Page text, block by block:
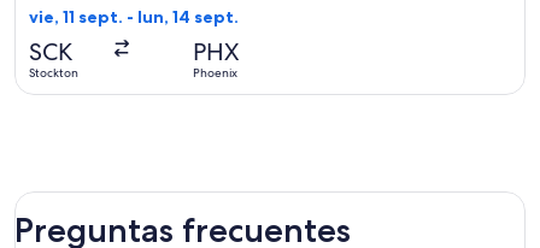
vie, 11 sept. - lun, 14 sept.
SCK
Stockton
PHX
Phoenix
Preguntas frecuentes